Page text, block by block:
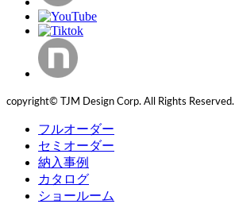
copyright© TJM Design Corp. All Rights Reserved.
フルオーダー
セミオーダー
納入事例
カタログ
ショールーム